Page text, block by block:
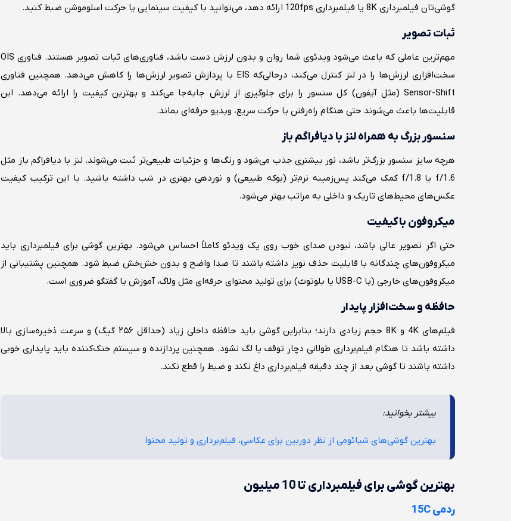
گوشی‌تان فیلمبرداری 8K یا فیلمبرداری 120fps ارائه دهد، می‌توانید با کیفیت سینمایی یا حرکت اسلوموشن ضبط کنید.
ثبات تصویر
مهم‌ترین عاملی که باعث می‌شود ویدئوی شما روان و بدون لرزش دست باشد، فناوری‌های ثبات تصویر هستند. فناوری OIS
سخت‌افزاری لرزش‌ها را در لنز کنترل می‌کند، درحالی‌که EIS با پردازش تصویر لرزش‌ها را کاهش می‌دهد. همچنین فناوری
Sensor-Shift (مثل آیفون) کل سنسور را برای جلوگیری از لرزش جابه‌جا می‌کند و بهترین کیفیت را ارائه می‌دهد. این
قابلیت‌ها باعث می‌شوند حتی هنگام راه‌رفتن یا حرکت سریع، ویدیو حرفه‌ای بماند.
سنسور بزرگ به همراه لنز با دیافراگم باز
هرچه سایز سنسور بزرگ‌تر باشد، نور بیشتری جذب می‌شود و رنگ‌ها و جزئیات طبیعی‌تر ثبت می‌شوند. لنز با دیافراگم باز مثل
f/1.6 یا f/1.8 کمک می‌کند پس‌زمینه نرم‌تر (بوکه طبیعی) و نوردهی بهتری در شب داشته باشید. با این ترکیب کیفیت
عکس‌های محیط‌های تاریک و داخلی به مراتب بهتر می‌شود.
میکروفون باکیفیت
حتی اگر تصویر عالی باشد، نبودن صدای خوب روی یک ویدئو کاملاً احساس می‌شود. بهترین گوشی برای فیلمبرداری باید
میکروفون‌های چندگانه با قابلیت حذف نویز داشته باشند تا صدا واضح و بدون خش‌خش ضبط شود. همچنین پشتیبانی از
میکروفون‌های خارجی (با USB-C یا بلوتوث) برای تولید محتوای حرفه‌ای مثل ولاگ، آموزش یا گفتگو ضروری است.
حافظه و سخت‌افزار پایدار
فیلم‌های 4K و 8K حجم زیادی دارند؛ بنابراین گوشی باید حافظه داخلی زیاد (حداقل ۲۵۶ گیگ) و سرعت ذخیره‌سازی بالا
داشته باشد تا هنگام فیلم‌برداری طولانی دچار توقف یا لگ نشود. همچنین پردازنده و سیستم خنک‌کننده باید پایداری خوبی
داشته باشند تا گوشی بعد از چند دقیقه فیلم‌برداری داغ نکند و ضبط را قطع نکند.
بیشتر بخوانید:
بهترین گوشی‌های شیائومی از نظر دوربین برای عکاسی، فیلم‌برداری و تولید محتوا
بهترین گوشی برای فیلمبرداری تا 10 میلیون
ردمی 15C